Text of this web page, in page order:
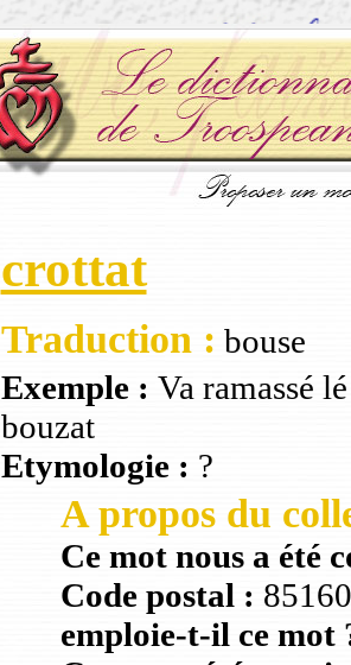
crottat
Traduction : bouse
Exemple : Va ramassé
bouzat
Etymologie : ?
A propos du
Ce mot nous a été
Code postal :
emploie-t-il ce mot